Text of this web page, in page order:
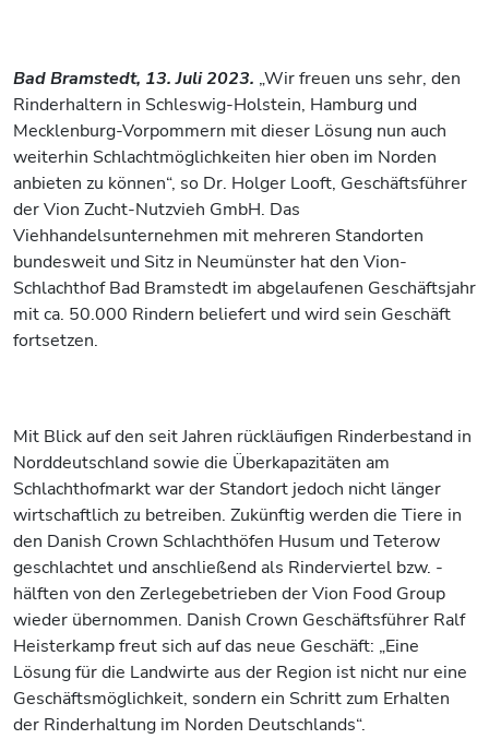
Bad Bramstedt, 13. Juli 2023. „Wir freuen uns sehr, den
Rinderhaltern in Schleswig-Holstein, Hamburg und
Mecklenburg-Vorpommern mit dieser Lösung nun auch
weiterhin Schlachtmöglichkeiten hier oben im Norden
anbieten zu können“, so Dr. Holger Looft, Geschäftsführer
der Vion Zucht-Nutzvieh GmbH. Das
Viehhandelsunternehmen mit mehreren Standorten
bundesweit und Sitz in Neumünster hat den Vion-
Schlachthof Bad Bramstedt im abgelaufenen Geschäftsjahr
mit ca. 50.000 Rindern beliefert und wird sein Geschäft
fortsetzen.
Mit Blick auf den seit Jahren rückläufigen Rinderbestand in
Norddeutschland sowie die Überkapazitäten am
Schlachthofmarkt war der Standort jedoch nicht länger
wirtschaftlich zu betreiben. Zukünftig werden die Tiere in
den Danish Crown Schlachthöfen Husum und Teterow
geschlachtet und anschließend als Rinderviertel bzw. -
hälften von den Zerlegebetrieben der Vion Food Group
wieder übernommen. Danish Crown Geschäftsführer Ralf
Heisterkamp freut sich auf das neue Geschäft: „Eine
Lösung für die Landwirte aus der Region ist nicht nur eine
Geschäftsmöglichkeit, sondern ein Schritt zum Erhalten
der Rinderhaltung im Norden Deutschlands“.